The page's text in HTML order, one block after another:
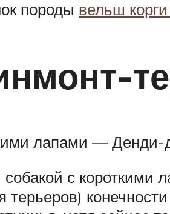
породы вельш
лапами —
с короткими
терьеров)